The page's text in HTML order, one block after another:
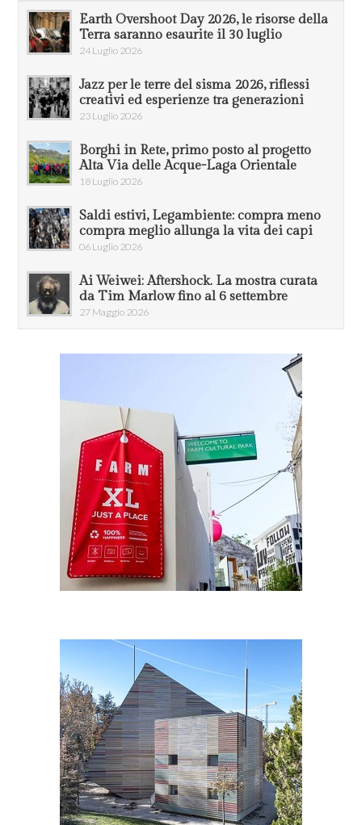
Earth Overshoot Day 2026, le risorse della
Terra saranno esaurite il 30 luglio
24 Luglio 2026
Jazz per le terre del sisma 2026, riflessi
creativi ed esperienze tra generazioni
23 Luglio 2026
Borghi in Rete, primo posto al progetto
Alta Via delle Acque-Laga Orientale
18 Luglio 2026
Saldi estivi, Legambiente: compra meno
compra meglio allunga la vita dei capi
06 Luglio 2026
Ai Weiwei: Aftershock. La mostra curata
da Tim Marlow fino al 6 settembre
27 Maggio 2026